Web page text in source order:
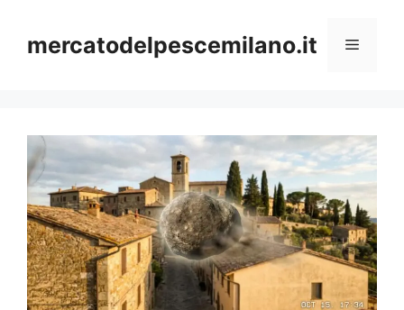
contenuto
mercatodelpescemilano.it Menu